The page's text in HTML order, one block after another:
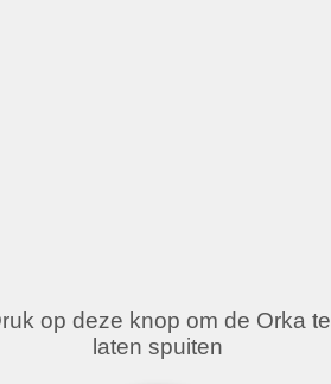
op deze knop om de Orka te
laten spuiten